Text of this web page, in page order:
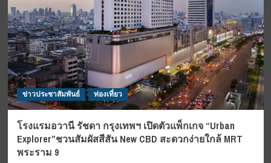
ข่าวประชาสัมพันธ์ ท่องเที่ยว
โรงแรมอวานี รัชดา กรุงเทพฯ เปิดตัวแพ็กเกจ “Urban
Explorer”ชวนสัมผัสสีสัน New CBD สะดวกง่ายใกล้ MRT
พระราม 9